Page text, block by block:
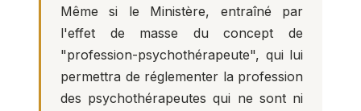
Même si le Ministère, entraîné par
l'effet de masse du concept de
"profession-psychothérapeute", qui lui
permettra de réglementer la profession
des psychothérapeutes qui ne sont ni